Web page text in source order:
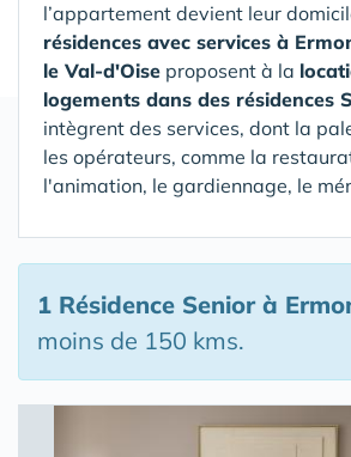
l’appartement devient leur
résidences avec services à
le Val-d'Oise proposent à la
logements dans des résidences
intègrent des services, dont la
les opérateurs, comme la
l'animation, le gardiennage, le
1 Résidence Seniorà
moins de 150 kms.